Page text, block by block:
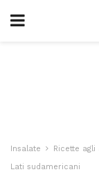
Insalate Ricette agli
Lati sudamericani